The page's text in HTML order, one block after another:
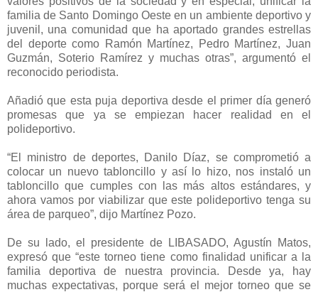
familia de Santo Domingo Oeste en un ambiente deportivo y
juvenil, una comunidad que ha aportado grandes estrellas
del deporte como Ramón Martínez, Pedro Martínez, Juan
Guzmán, Soterio Ramírez y muchas otras”, argumentó el
reconocido periodista.
Añadió que esta puja deportiva desde el primer día generó
promesas que ya se empiezan hacer realidad en el
polideportivo.
“El ministro de deportes, Danilo Díaz, se comprometió a
colocar un nuevo tabloncillo y así lo hizo, nos instaló un
tabloncillo que cumples con las más altos estándares, y
ahora vamos por viabilizar que este polideportivo tenga su
área de parqueo”, dijo Martínez Pozo.
De su lado, el presidente de LIBASADO, Agustín Matos,
expresó que “este torneo tiene como finalidad unificar a la
familia deportiva de nuestra provincia. Desde ya, hay
muchas expectativas, porque será el mejor torneo que se